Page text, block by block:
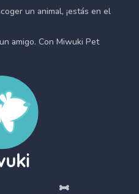
un animal, ¡estás en el
amigo. Con Miwuki Pet